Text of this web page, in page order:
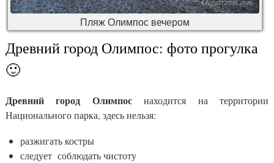
Пляж Олимпос вечером
Древний город Олимпос: фото прогулка
🙂
Древний город Олимпоснаходится на территории
Национального парка, здесь нельзя:
разжигать костры
следует соблюдать чистоту